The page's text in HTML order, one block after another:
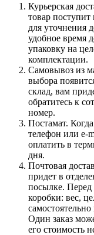
Курьерская
товар поступит
для уточнения
удобное время
упаковку на
комплектации.
Самовывоз из
выбора
склад, вам
обратитесь к
номер.
Постамат.
телефон или e-
оплатить в
дня.
Почтовая
придет в
посылке. Перед
коробки: вес,
Один заказ
его стоимость